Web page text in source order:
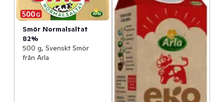
Smör Normalsaltat
82%
500 g, Svenskt Smör
från Arla